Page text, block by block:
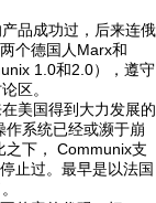
品成功过，后来连俄
个德国人Marx和
1.0和2.0），遵守
区。
美国得到大力发展的
系统已经或濒于崩
之下， Communix支
止过。最早是以法国